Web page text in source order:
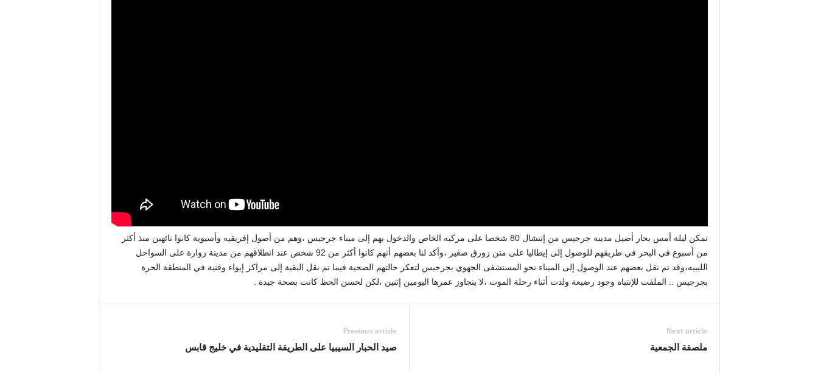
تمكن ليلة أمس بحار أصيل مدينة جرجيس من إنتشال 80 شخصا على مركبه الخاص والدخول بهم إلى ميناء جرجيس ،وهم من أصول إفريقيه وأسيوية كانوا تائهين منذ أكثر
من أسبوع في البحر في طريقهم للوصول إلى إيطاليا على متن زورق صغير ،وأكد لنا بعضهم أنهم كانوا أكثر من 92 شخص عند انطلاقهم من مدينة زوارة على السواحل
الليبيه،وقد تم نقل بعضهم عند الوصول إلى الميناء نحو المستشفى الجهوي بجرجيس لتعكر حالتهم الصحية فيما تم نقل البقية إلى مراكز إيواء وقتية في المنطقة الحرة
بجرجيس .. الملفت للإنتباه وجود رضيعة ولدت أثناء رحلة الموت ،لا يتجاوز عمرها اليومين إثنين ،لكن لحسن الحظ كانت بصحة جيدة .
Previous article
صيد الحبار السيبيا على الطريقة التقليدية في خليج قابس
Next article
ملصقة الجمعية